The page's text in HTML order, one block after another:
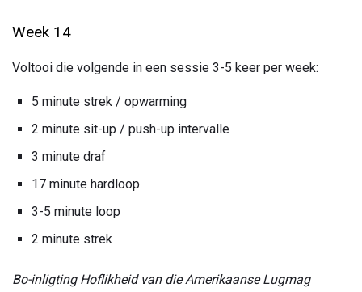
Week 14
Voltooi die volgende in een sessie 3-5 keer per week:
5 minute strek / opwarming
2 minute sit-up / push-up intervalle
3 minute draf
17 minute hardloop
3-5 minute loop
2 minute strek
Bo-inligting Hoflikheid van die Amerikaanse Lugmag